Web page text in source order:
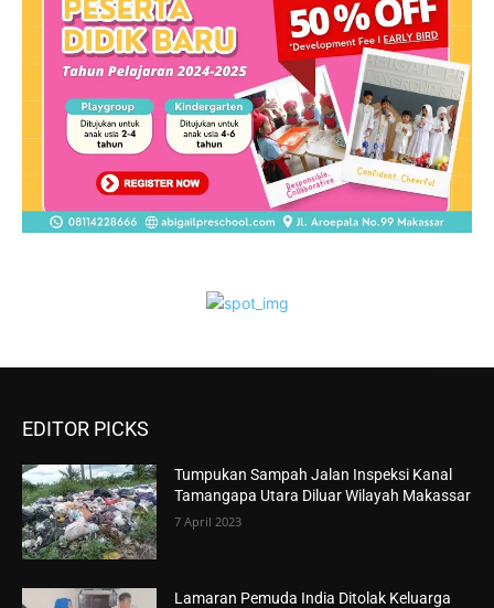
EDITOR PICKS
Tumpukan Sampah Jalan Inspeksi Kanal
Tamangapa Utara Diluar Wilayah Makassar
7 April 2023
Lamaran Pemuda India Ditolak Keluarga